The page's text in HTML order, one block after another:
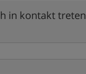
in kontakt treten